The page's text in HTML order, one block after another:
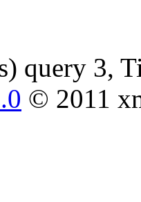
query 3,
© 2011